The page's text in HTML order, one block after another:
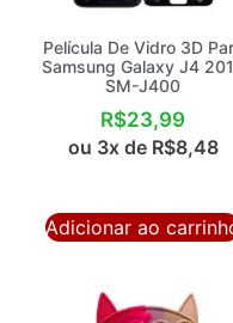
Película De Vidro 3D
Samsung Galaxy J4
SM-J400
R$23,99
ou 3x de R$8,48
Adicionar ao